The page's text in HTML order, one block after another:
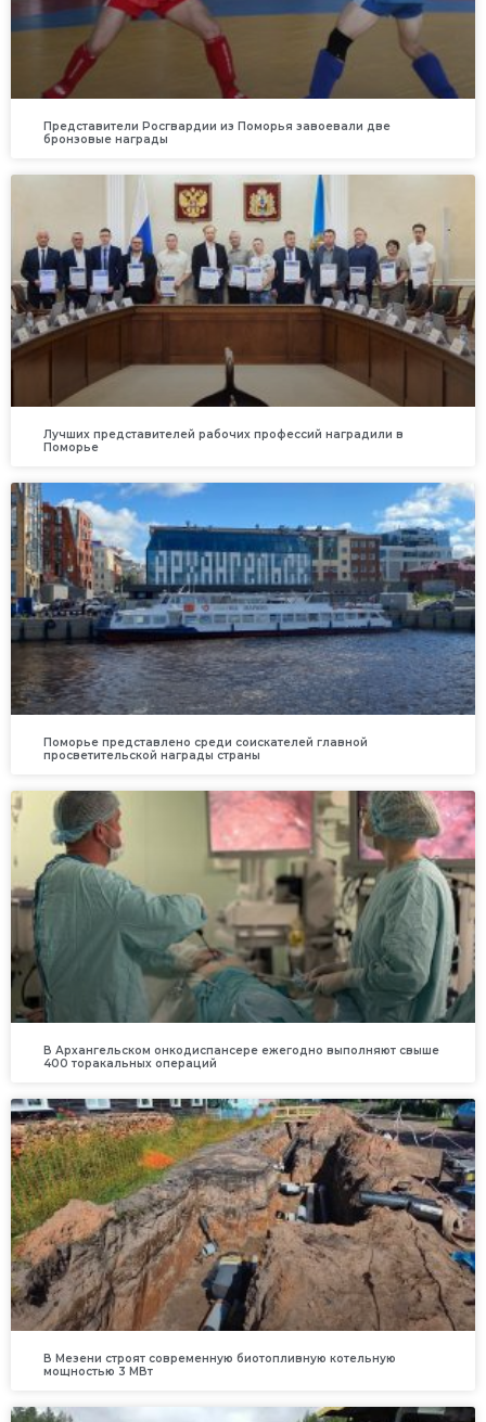
Представители Росгвардии из Поморья завоевали две
бронзовые награды
Лучших представителей рабочих профессий наградили в
Поморье
Поморье представлено среди соискателей главной
просветительской награды страны
В Архангельском онкодиспансере ежегодно выполняют свыше
400 торакальных операций
В Мезени строят современную биотопливную котельную
мощностью 3 МВт